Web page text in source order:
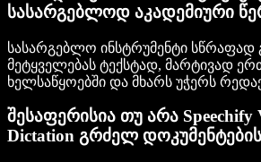
სასარგებლოდ აკადემიური
სასარგებლო ინსტრუმენტი სწრაფად
მეტყველებას ტექსტად, მარტივად
ხელსაწყოებში და მხარს უჭერს
შესაფერისია თუ არა Speechify
Dictation გრძელ